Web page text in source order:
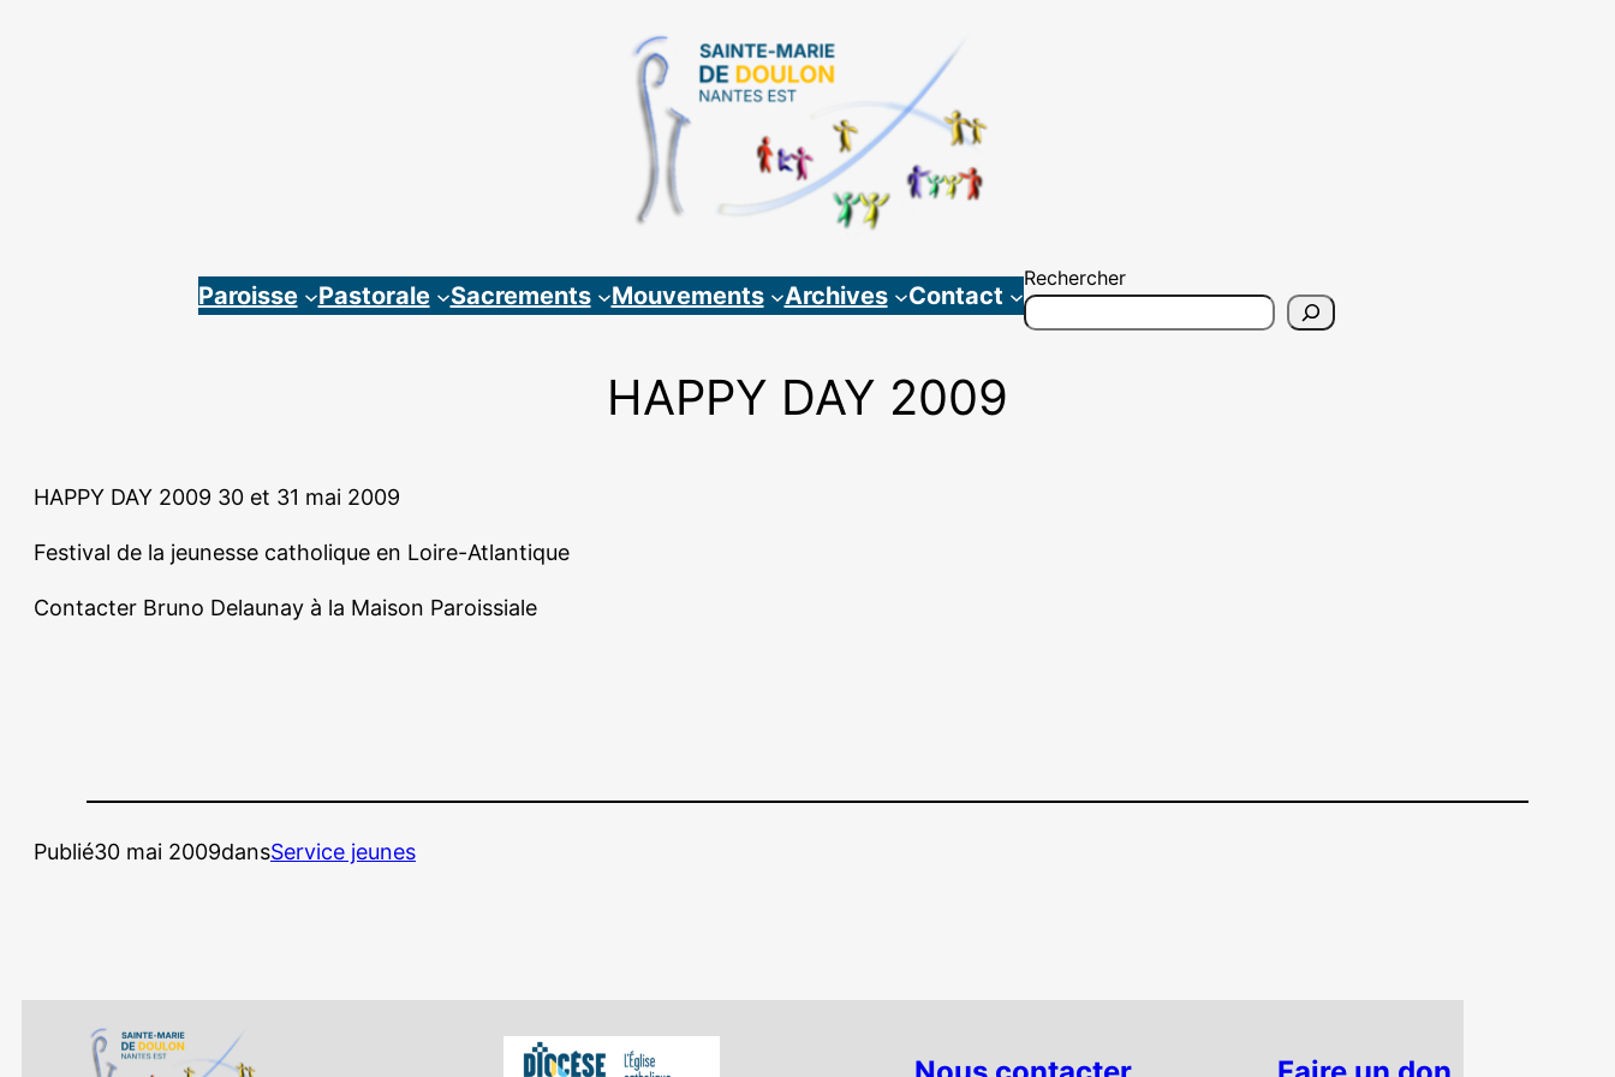
Paroisse Pastorale Sacrements Mouvements Archives Contact
Rechercher
HAPPY DAY 2009
HAPPY DAY 2009 30 et 31 mai 2009
Festival de la jeunesse catholique en Loire-Atlantique
Contacter Bruno Delaunay à la Maison Paroissiale
Publié30 mai 2009dansService jeunes